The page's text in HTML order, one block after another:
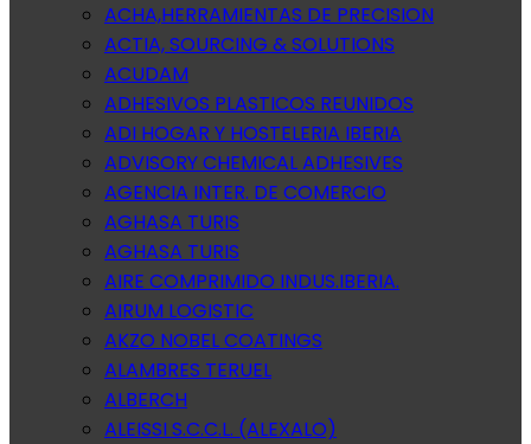
ACHA,HERRAMIENTAS DE PRECISION
ACTIA, SOURCING & SOLUTIONS
ACUDAM
ADHESIVOS PLASTICOS REUNIDOS
ADI HOGAR Y HOSTELERIA IBERIA
ADVISORY CHEMICAL ADHESIVES
AGENCIA INTER. DE COMERCIO
AGHASA TURIS
AGHASA TURIS
AIRE COMPRIMIDO INDUS.IBERIA.
AIRUM LOGISTIC
AKZO NOBEL COATINGS
ALAMBRES TERUEL
ALBERCH
ALEISSI S.C.C.L. (ALEXALO)